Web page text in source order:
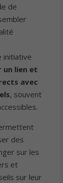
de
initiative
un lien et
avec
, souvent
des
sur les
et
sur leur